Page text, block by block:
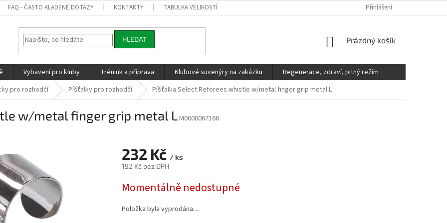
FAQ - ČASTO KLADENÉ DOTAZY KONTAKTY TABULKA VELIKOSTÍ REKLAMACE, VÝMĚNY A VRÁCENÍ ZBOŽÍ
Přihlášení
HLEDAT
NÁKUPNÍ
Prázdný košík
Vybavení pro kluby Trénink a příprava Klubové suvenýry na zakázku
Regenerace, zdraví, pitný režim
pro rozhodčí Píšťalky pro rozhodčí Píšťalka Select Referees whistle w/metal finger grip metal L
w/metal finger grip metal LM0000067166
232 Kč / ks
192 Kč bez DPH
cena:
Momentálně nedostupné
Položka byla vyprodána…